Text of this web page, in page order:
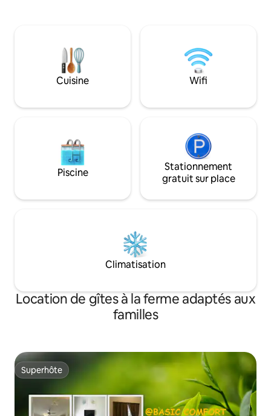
accueillir 2 voitures en se serrant Balcon
dans le hall et dans la chambre principale
Unify Télévision 65 + barre de son Boîte
de télévision Table de mahjong
Jeu de carambole avec graines
pain et cuiseur pour 1/2 œuf à la coque
Robot cuiseur à riz 6 serviettes Fer à
repasser Sèche-cheveux Ventilateurs
Eleven. Variété
comme des
jardin, une aire de
Cuisine Wifi
Piscine
Stationnement
gratuit sur place
Climatisation
Location de gîtes à la ferme adaptés aux
familles
Superhôte
Superhôte